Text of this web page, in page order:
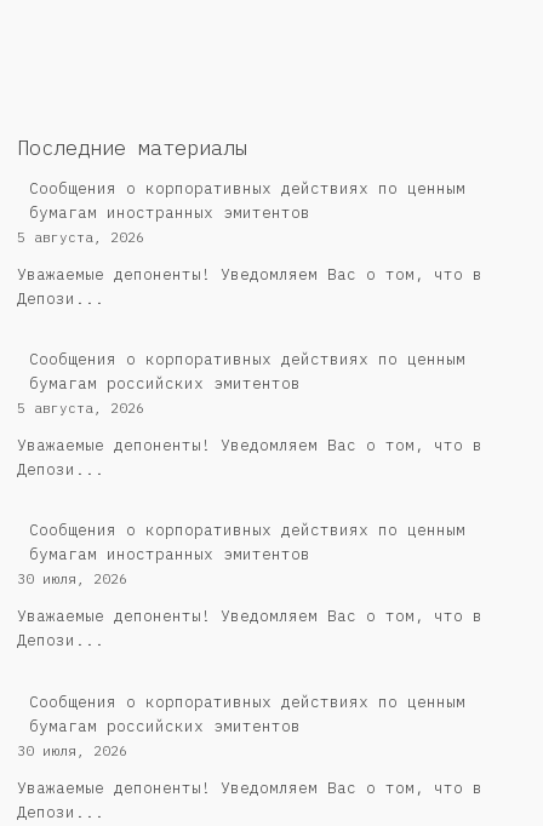
Последние материалы
Сообщения о корпоративных действиях по ценным
бумагам иностранных эмитентов
5 августа, 2026
Уважаемые депоненты! Уведомляем Вас о том, что в
Депози...
Cообщения о корпоративных действиях по ценным
бумагам российских эмитентов
5 августа, 2026
Уважаемые депоненты! Уведомляем Вас о том, что в
Депози...
Сообщения о корпоративных действиях по ценным
бумагам иностранных эмитентов
30 июля, 2026
Уважаемые депоненты! Уведомляем Вас о том, что в
Депози...
Cообщения о корпоративных действиях по ценным
бумагам российских эмитентов
30 июля, 2026
Уважаемые депоненты! Уведомляем Вас о том, что в
Депози...